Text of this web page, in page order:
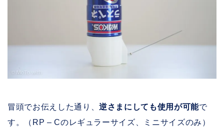
冒頭でお伝えした通り、逆さまにしても使用が可能で
す。（RP – Cのレギュラーサイズ、ミニサイズのみ）